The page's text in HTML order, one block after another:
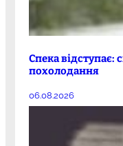
Спека відступає:
похолодання
06.08.2026